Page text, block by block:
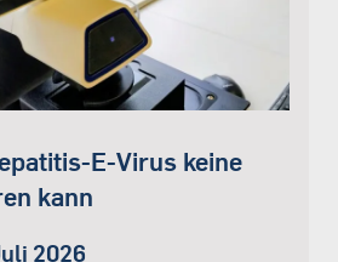
E-Virus keine
kann
2026